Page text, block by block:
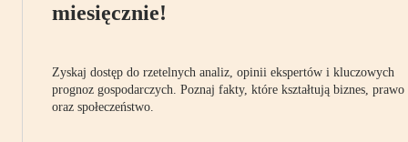
miesięcznie!
Zyskaj dostęp do rzetelnych analiz, opinii ekspertów i kluczowych
prognoz gospodarczych. Poznaj fakty, które kształtują biznes, prawo
oraz społeczeństwo.